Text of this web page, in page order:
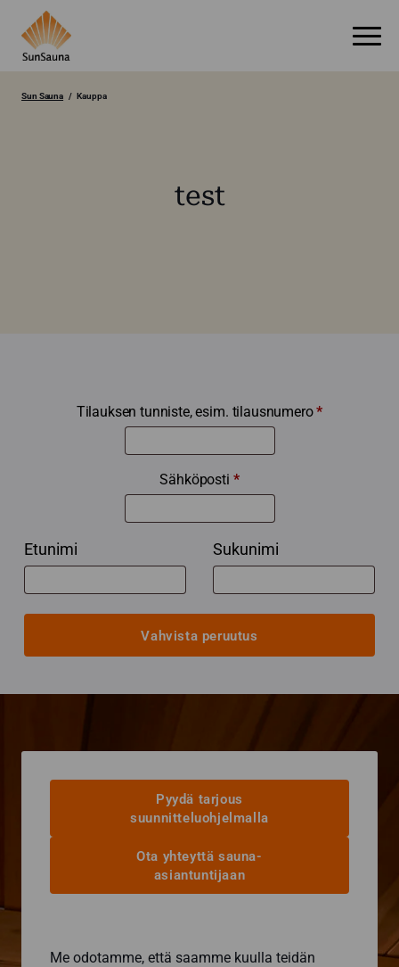
test
Sun Sauna Kauppa
Tilauksen tunniste, esim. tilausnumero*
Sähköposti *
Sähköposti
(toista)
Etunimi Sukunimi
Vahvista peruutus
Pyydä tarjous
suunnitteluohjelmalla
Ota yhteyttä sauna-
asiantuntijaan
Me odotamme, että saamme kuulla teidän